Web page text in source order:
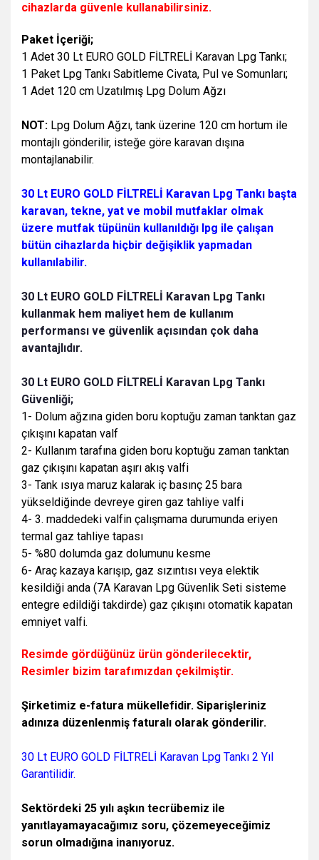
cihazlarda güvenle kullanabilirsiniz.
Paket İçeriği;
1 Adet 30 Lt EURO GOLD FİLTRELİ Karavan Lpg Tankı;
1 Paket Lpg Tankı Sabitleme Civata, Pul ve Somunları;
1 Adet 120 cm Uzatılmış Lpg Dolum Ağzı
NOT: Lpg Dolum Ağzı, tank üzerine 120 cm hortum ile
montajlı gönderilir, isteğe göre karavan dışına
montajlanabilir.
30 Lt EURO GOLD FİLTRELİ Karavan Lpg Tankı başta
karavan, tekne, yat ve mobil mutfaklar olmak
üzere mutfak tüpünün kullanıldığı lpg ile çalışan
bütün cihazlarda hiçbir değişiklik yapmadan
kullanılabilir.
30 Lt EURO GOLD FİLTRELİ Karavan Lpg Tankı
kullanmak hem maliyet hem de kullanım
performansı ve güvenlik açısından çok daha
avantajlıdır.
30 Lt EURO GOLD FİLTRELİ Karavan Lpg Tankı
Güvenliği;
1- Dolum ağzına giden boru koptuğu zaman tanktan gaz
çıkışını kapatan valf
2- Kullanım tarafına giden boru koptuğu zaman tanktan
gaz çıkışını kapatan aşırı akış valfi
3- Tank ısıya maruz kalarak iç basınç 25 bara
yükseldiğinde devreye giren gaz tahliye valfi
4- 3. maddedeki valfin çalışmama durumunda eriyen
termal gaz tahliye tapası
5- %80 dolumda gaz dolumunu kesme
6- Araç kazaya karışıp, gaz sızıntısı veya elektik
kesildiği anda (7A Karavan Lpg Güvenlik Seti sisteme
entegre edildiği takdirde) gaz çıkışını otomatik kapatan
emniyet valfi.
Resimde gördüğünüz ürün gönderilecektir,
Resimler bizim tarafımızdan çekilmiştir.
Şirketimiz e-fatura mükellefidir. Siparişleriniz
adınıza düzenlenmiş faturalı olarak gönderilir.
30 Lt EURO GOLD FİLTRELİ Karavan Lpg Tankı 2 Yıl
Garantilidir.
Sektördeki 25 yılı aşkın tecrübemiz ile
yanıtlayamayacağımız soru, çözemeyeceğimiz
sorun olmadığına inanıyoruz.